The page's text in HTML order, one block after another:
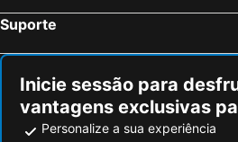
Suporte
Inicie sessão para
vantagens exclusivas
Personalize a sua experiência